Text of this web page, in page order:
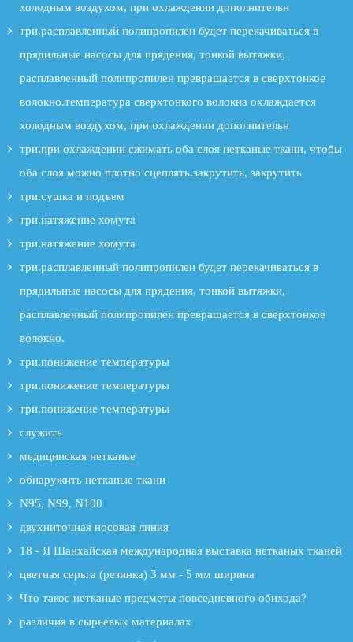
холодным воздухом, при охлаждении дополнительн
три.расплавленный полипропилен будет перекачиваться в
прядильные насосы для прядения, тонкой вытяжки,
расплавленный полипропилен превращается в сверхтонкое
волокно.температура сверхтонкого волокна охлаждается
холодным воздухом, при охлаждении дополнительн
три.при охлаждении сжимать оба слоя нетканые ткани, чтобы
оба слоя можно плотно сцеплять.закрутить, закрутить
три.сушка и подъем
три.натяжение хомута
три.натяжение хомута
три.расплавленный полипропилен будет перекачиваться в
прядильные насосы для прядения, тонкой вытяжки,
расплавленный полипропилен превращается в сверхтонкое
волокно.
три.понижение температуры
три.понижение температуры
три.понижение температуры
служить
медицинская нетканье
обнаружить нетканые ткани
N95, N99, N100
двухниточная носовая линия
18 - Я Шанхайская международная выставка нетканых тканей
цветная серьга (резинка) 3 мм - 5 мм ширина
Что такое нетканые предметы повседневного обихода?
различия в сырьевых материалах